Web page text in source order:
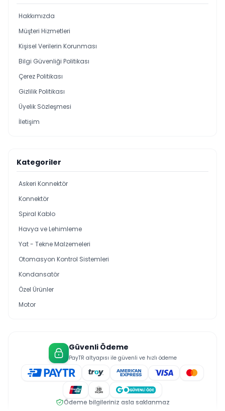
Hakkımızda
Müşteri Hizmetleri
Kişisel Verilerin Korunması
Bilgi Güvenliği Politikası
Çerez Politikası
Gizlilik Politikası
Üyelik Sözleşmesi
İletişim
Kategoriler
Askeri Konnektör
Konnektör
Spiral Kablo
Havya ve Lehimleme
Yat - Tekne Malzemeleri
Otomasyon Kontrol Sistemleri
Kondansatör
Özel Ürünler
Motor
Güvenli Ödeme
PayTR altyapısı ile güvenli ve hızlı ödeme
Ödeme bilgileriniz asla saklanmaz